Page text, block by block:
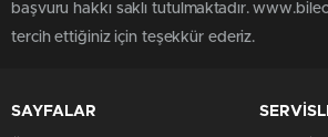
başvuru hakkı saklı tutulmaktadır.
tercih ettiğiniz için teşekkür ederiz.
SAYFALAR